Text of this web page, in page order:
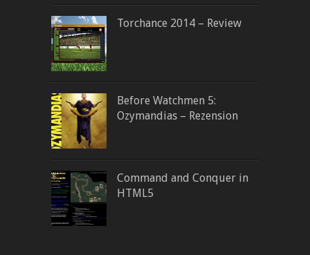
Torchance 2014 – Review
Before Watchmen 5:
Ozymandias – Rezension
Command and Conquer in
HTML5